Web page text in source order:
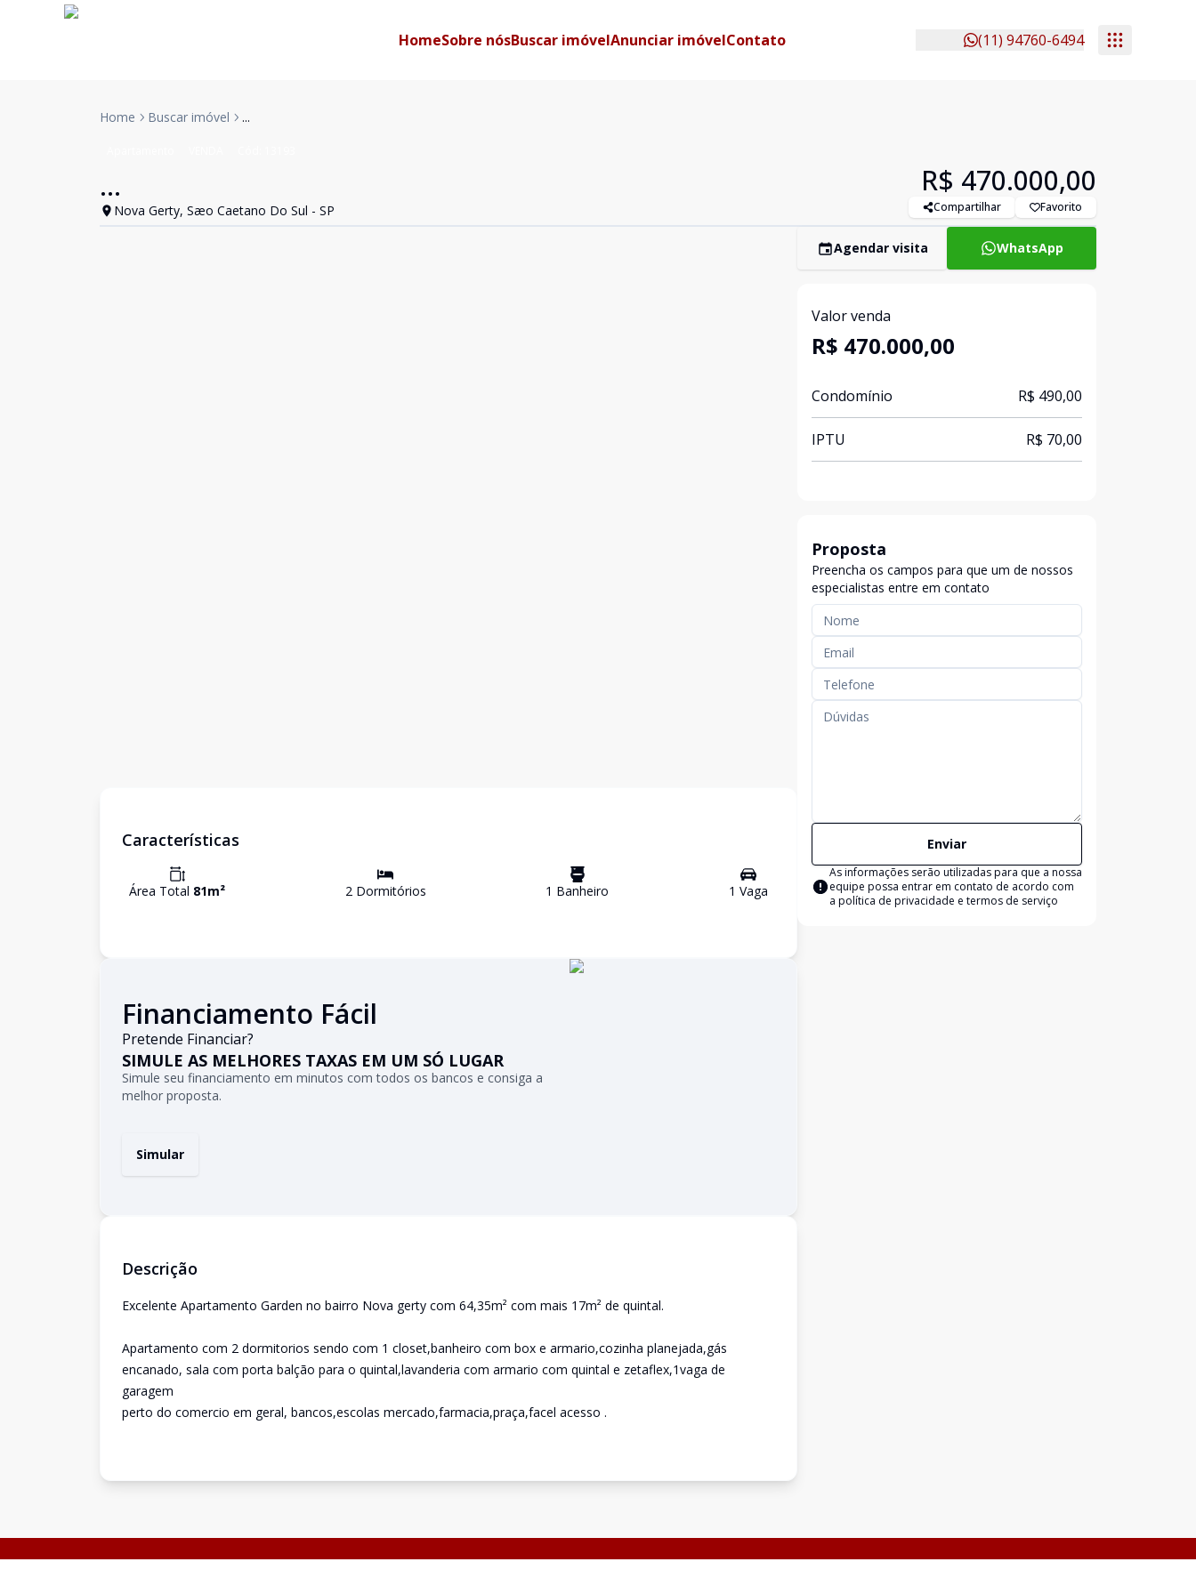
HomeSobre nósBuscar imóvelAnunciar imóvelContato (11) 94760-6494
Home Buscar imóvel ...
...
Nova Gerty, Sæo Caetano Do Sul - SP
R$ 470.000,00
Compartilhar Favorito
Características
Área Total 81m² 2Dormitórios 1 Banheiro 1 Vaga
Financiamento Fácil
Pretende Financiar?
SIMULE AS MELHORES TAXAS EM UM SÓ LUGAR
Simule seu financiamento em minutos com todos os bancos e consiga a
melhor proposta.
Simular
Descrição
Excelente Apartamento Garden no bairro Nova gerty com 64,35m² com mais 17m² de quintal.
Apartamento com 2 dormitorios sendo com 1 closet,banheiro com box e armario,cozinha planejada,gás
encanado, sala com porta balção para o quintal,lavanderia com armario com quintal e zetaflex,1vaga de
garagem
perto do comercio em geral, bancos,escolas mercado,farmacia,praça,facel acesso .
Agendar visita WhatsApp
Valor venda
R$ 470.000,00
Condomínio R$ 490,00
IPTU R$ 70,00
Proposta
Preencha os campos para que um de nossos
especialistas entre em contato
Enviar
As informações serão utilizadas para que a nossa
equipe possa entrar em contato de acordo com
a política de privacidade e termos de serviço